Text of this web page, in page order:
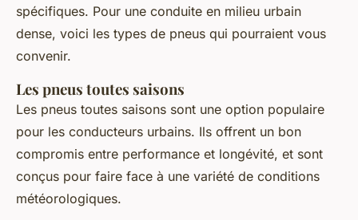
spécifiques. Pour une conduite en milieu urbain
dense, voici les types de pneus qui pourraient vous
convenir.
Les pneus toutes saisons
Les pneus toutes saisons sont une option populaire
pour les conducteurs urbains. Ils offrent un bon
compromis entre performance et longévité, et sont
conçus pour faire face à une variété de conditions
météorologiques.